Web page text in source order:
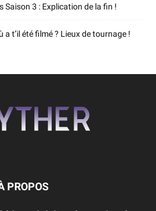
Saison 3 : Explication de la fin !
t’il été filmé ? Lieux de tournage !
PROPOS